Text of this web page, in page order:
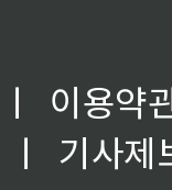
ㅣ
이용약
ㅣ
기사제